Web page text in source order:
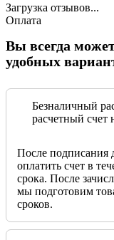
Загрузка отзывов...
Оплата
Вы всегда
удобных
Безналичный
расчетный
После подписания
оплатить счет в
срока. После
мы подготовим
сроков.